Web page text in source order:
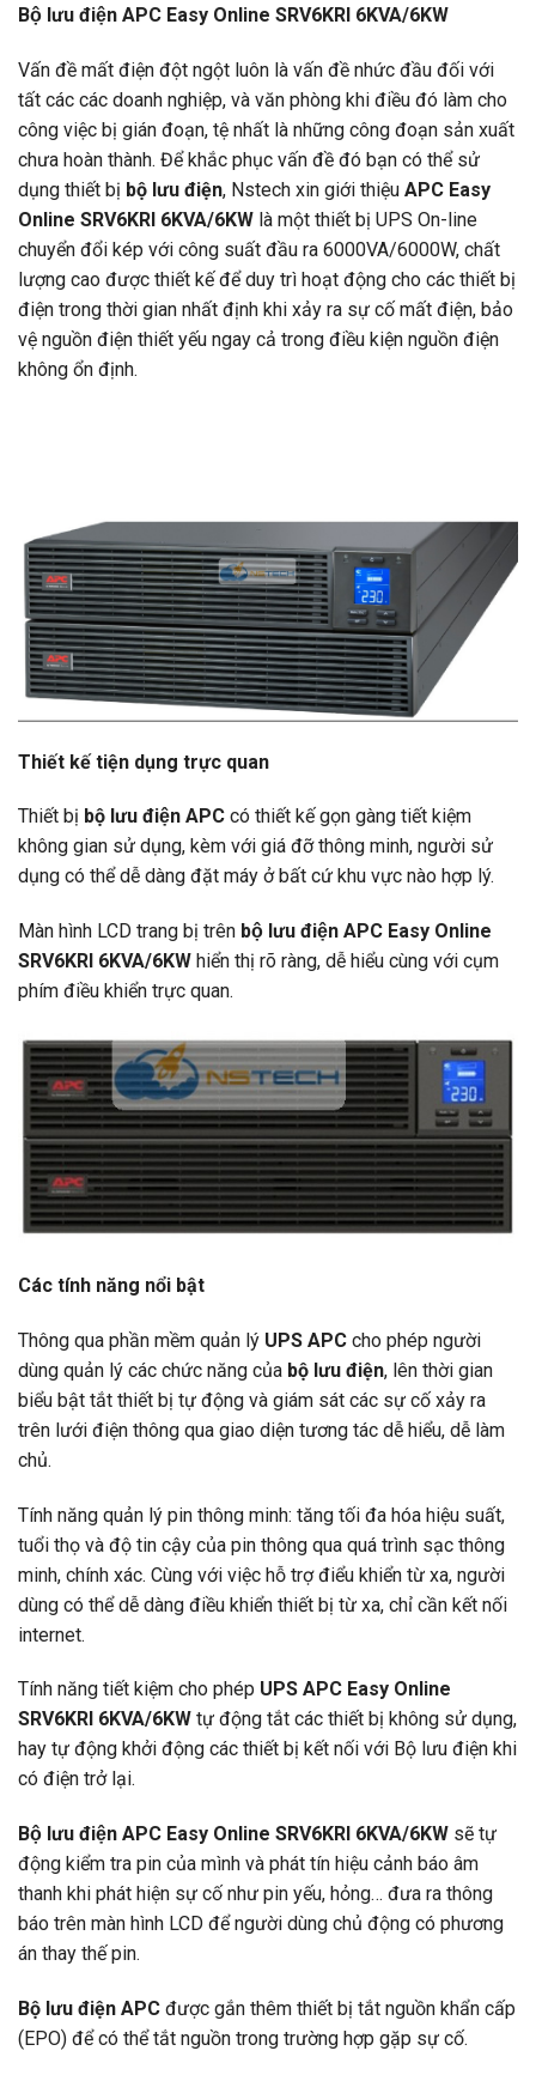
Bộ lưu điện APC Easy Online SRV6KRI 6KVA/6KW
Vấn đề mất điện đột ngột luôn là vấn đề nhức đầu đối với
tất các các doanh nghiệp, và văn phòng khi điều đó làm cho
công việc bị gián đoạn, tệ nhất là những công đoạn sản xuất
chưa hoàn thành. Để khắc phục vấn đề đó bạn có thể sử
dụng thiết bị bộ lưu điện, Nstech xin giới thiệu APC Easy
Online SRV6KRI 6KVA/6KW là một thiết bị UPS On-line
chuyển đổi kép với công suất đầu ra 6000VA/6000W, chất
lượng cao được thiết kế để duy trì hoạt động cho các thiết bị
điện trong thời gian nhất định khi xảy ra sự cố mất điện, bảo
vệ nguồn điện thiết yếu ngay cả trong điều kiện nguồn điện
không ổn định.
Thiết kế tiện dụng trực quan
Thiết bị bộ lưu điện APC có thiết kế gọn gàng tiết kiệm
không gian sử dụng, kèm với giá đỡ thông minh, người sử
dụng có thể dễ dàng đặt máy ở bất cứ khu vực nào hợp lý.
Màn hình LCD trang bị trên bộ lưu điện APC Easy Online
SRV6KRI 6KVA/6KW hiển thị rõ ràng, dễ hiểu cùng với cụm
phím điều khiển trực quan.
Các tính năng nổi bật
Thông qua phần mềm quản lý UPS APC cho phép người
dùng quản lý các chức năng của bộ lưu điện, lên thời gian
biểu bật tắt thiết bị tự động và giám sát các sự cố xảy ra
trên lưới điện thông qua giao diện tương tác dễ hiểu, dễ làm
chủ.
Tính năng quản lý pin thông minh: tăng tối đa hóa hiệu suất,
tuổi thọ và độ tin cậy của pin thông qua quá trình sạc thông
minh, chính xác. Cùng với việc hỗ trợ điểu khiển từ xa, người
dùng có thể dễ dàng điều khiển thiết bị từ xa, chỉ cần kết nối
internet.
Tính năng tiết kiệm cho phép UPS APC Easy Online
SRV6KRI 6KVA/6KW tự động tắt các thiết bị không sử dụng,
hay tự động khởi động các thiết bị kết nối với Bộ lưu điện khi
có điện trở lại.
Bộ lưu điện APC Easy Online SRV6KRI 6KVA/6KW sẽ tự
động kiểm tra pin của mình và phát tín hiệu cảnh báo âm
thanh khi phát hiện sự cố như pin yếu, hỏng… đưa ra thông
báo trên màn hình LCD để người dùng chủ động có phương
án thay thế pin.
Bộ lưu điện APC được gắn thêm thiết bị tắt nguồn khẩn cấp
(EPO) để có thể tắt nguồn trong trường hợp gặp sự cố.